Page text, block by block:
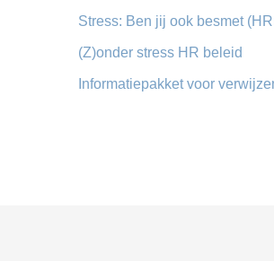
Stress: Ben jij ook besmet
(Z)onder stress HR beleid
Informatiepakket voor